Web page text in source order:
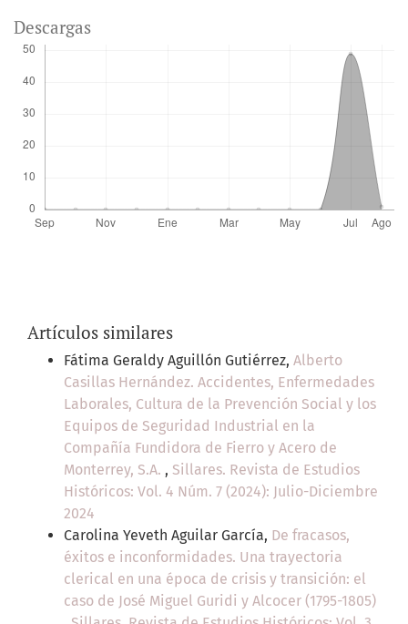
Descargas
Artículos similares
Fátima Geraldy Aguillón Gutiérrez, Alberto
Casillas Hernández. Accidentes, Enfermedades
Laborales, Cultura de la Prevención Social y los
Equipos de Seguridad Industrial en la
Compañía Fundidora de Fierro y Acero de
Monterrey, S.A. , Sillares. Revista de Estudios
Históricos: Vol. 4 Núm. 7 (2024): Julio-Diciembre
2024
Carolina Yeveth Aguilar García, De fracasos,
éxitos e inconformidades. Una trayectoria
clerical en una época de crisis y transición: el
caso de José Miguel Guridi y Alcocer (1795-1805)